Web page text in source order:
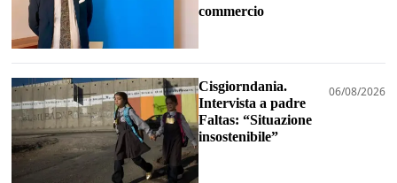
commercio
Cisgiorndania.
Intervista a padre
Faltas: “Situazione
insostenibile”
06/08/2026